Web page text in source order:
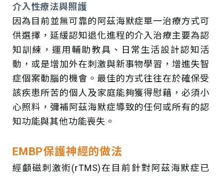
介入性療法與照護
因為目前並無可靠的阿茲海默症單一治療方式可
供選擇，延緩認知退化進程的介入治療主要為認
知訓練，運用輔助教具、日常生活設計認知活
動，或是增加外在刺激與新事物學習，增進失智
症個案動腦的機會。最佳的方式往往在於確保受
該疾患所苦的個人及家庭能夠獲得慰藉，必須小
心照料，彌補阿茲海默症導致的任何或所有的認
知功能與其他功能喪失。
EMBP保護神經的做法
經顱磁刺激術(rTMS)在目前針對阿茲海默症已